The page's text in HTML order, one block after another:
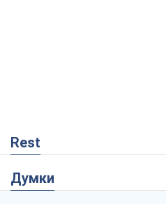
Rest
Думки